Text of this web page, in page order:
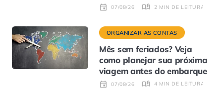
07/08/26 2 MIN DE LEITURA
ORGANIZAR AS CONTAS
Mês sem feriados? Veja
como planejar sua próxima
viagem antes do embarque
07/08/26 4 MIN DE LEITURA